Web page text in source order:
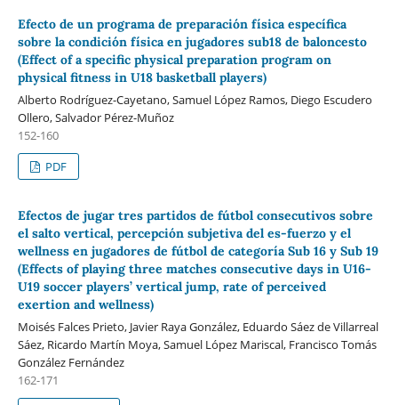
Efecto de un programa de preparación física específica
sobre la condición física en jugadores sub18 de baloncesto
(Effect of a specific physical preparation program on
physical fitness in U18 basketball players)
Alberto Rodríguez-Cayetano, Samuel López Ramos, Diego Escudero
Ollero, Salvador Pérez-Muñoz
152-160
PDF
Efectos de jugar tres partidos de fútbol consecutivos sobre
el salto vertical, percepción subjetiva del es-fuerzo y el
wellness en jugadores de fútbol de categoría Sub 16 y Sub 19
(Effects of playing three matches consecutive days in U16-
U19 soccer players’ vertical jump, rate of perceived
exertion and wellness)
Moisés Falces Prieto, Javier Raya González, Eduardo Sáez de Villarreal
Sáez, Ricardo Martín Moya, Samuel López Mariscal, Francisco Tomás
González Fernández
162-171